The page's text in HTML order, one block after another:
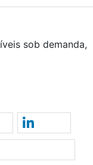
sob demanda,